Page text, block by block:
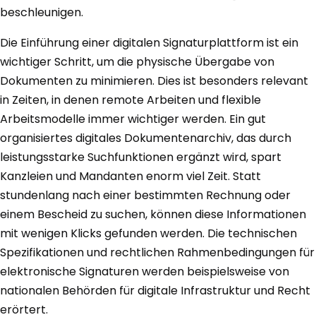
beschleunigen.
Die Einführung einer digitalen Signaturplattform ist ein
wichtiger Schritt, um die physische Übergabe von
Dokumenten zu minimieren. Dies ist besonders relevant
in Zeiten, in denen remote Arbeiten und flexible
Arbeitsmodelle immer wichtiger werden. Ein gut
organisiertes digitales Dokumentenarchiv, das durch
leistungsstarke Suchfunktionen ergänzt wird, spart
Kanzleien und Mandanten enorm viel Zeit. Statt
stundenlang nach einer bestimmten Rechnung oder
einem Bescheid zu suchen, können diese Informationen
mit wenigen Klicks gefunden werden. Die technischen
Spezifikationen und rechtlichen Rahmenbedingungen für
elektronische Signaturen werden beispielsweise von
nationalen Behörden für digitale Infrastruktur und Recht
erörtert.